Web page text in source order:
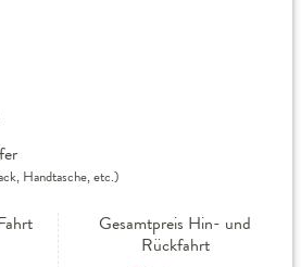
Handtasche, etc.)
Gesamtpreis Hin- und
Rückfahrt